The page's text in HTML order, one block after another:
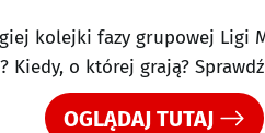
kolejki fazy grupowej Ligi
o której grają? Sprawdź
OGLĄDAJ TUTAJ